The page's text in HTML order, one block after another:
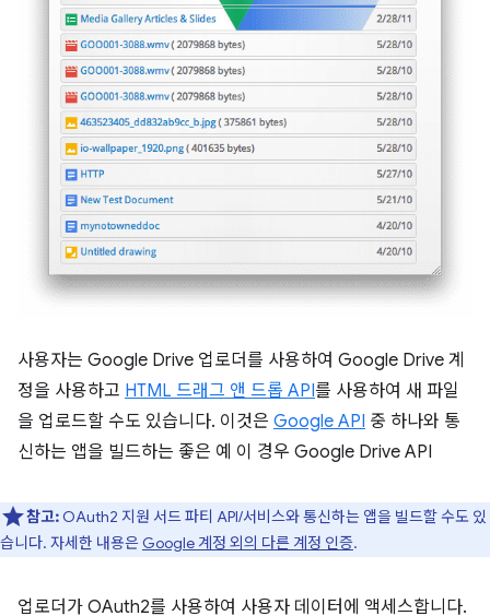
사용자는 Google Drive 업로더를 사용하여 Google Drive 계
정을 사용하고 HTML 드래그 앤 드롭 API를 사용하여 새 파일
을 업로드할 수도 있습니다. 이것은 Google API 중 하나와 통
신하는 앱을 빌드하는 좋은 예 이 경우 Google Drive API
참고: OAuth2 지원 서드 파티 API/서비스와 통신하는 앱을 빌드할 수도 있
습니다. 자세한 내용은 Google 계정 외의 다른 계정 인증.
업로더가 OAuth2를 사용하여 사용자 데이터에 액세스합니다.